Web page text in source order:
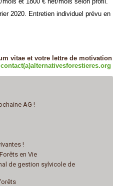
2020. Entretien individuel prévu en
vitae et votre lettre de motivation
contact(a)alternativesforestieres.org
AG !
!
en Vie
de gestion sylvicole de